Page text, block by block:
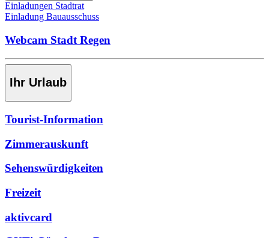
Einladungen Stadtrat
Einladung Bauausschuss
Webcam Stadt Regen
Ihr Urlaub
Tourist-Information
Zimmerauskunft
Sehenswürdigkeiten
Freizeit
aktivcard